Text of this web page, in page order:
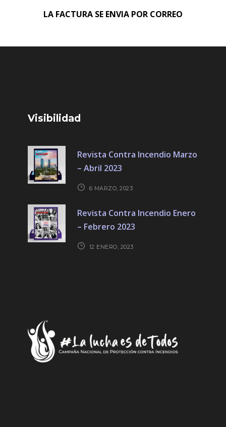
LA FACTURA SE ENVIA POR CORREO
Visibilidad
Revista Contra Incendio Marzo
– Abril 2023
6 MARZO, 2023
Revista Contra Incendio Enero
– Febrero 2023
12 ENERO, 2023